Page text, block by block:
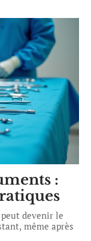
:
devenir le
même après